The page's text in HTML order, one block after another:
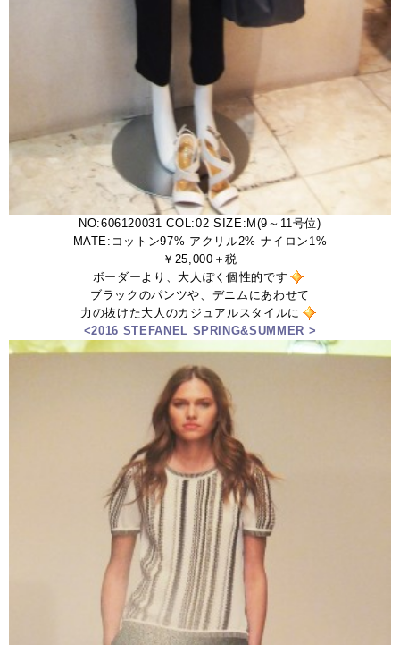
NO:606120031 COL:02 SIZE:M(9～11号位)
MATE:コットン97% アクリル2% ナイロン1%
￥25,000＋税
ボーダーより、大人ぽく個性的です
ブラックのパンツや、デニムにあわせて
力の抜けた大人のカジュアルスタイルに
<2016 STEFANEL SPRING&SUMMER >